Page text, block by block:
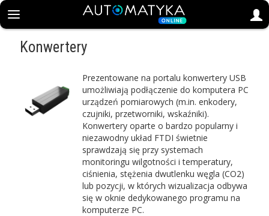
Konwertery
Prezentowane na portalu konwertery USB
umożliwiają podłączenie do komputera PC
urządzeń pomiarowych (m.in. enkodery,
czujniki, przetworniki, wskaźniki).
Konwertery oparte o bardzo popularny i
niezawodny układ FTDI świetnie
sprawdzają się przy systemach
monitoringu wilgotności i temperatury,
ciśnienia, stężenia dwutlenku węgla (CO2)
lub pozycji, w których wizualizacja odbywa
się w oknie dedykowanego programu na
komputerze PC.